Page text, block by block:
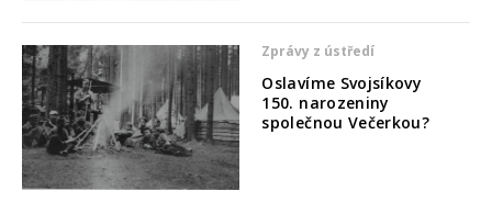
Zprávy z ústředí
Oslavíme Svojsíkovy
150. narozeniny
společnou Večerkou?